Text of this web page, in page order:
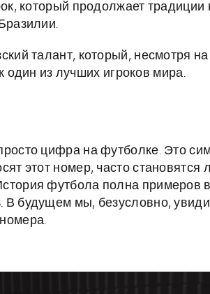
который продолжает
талант, который, несмотря
один из лучших игроков мира.
цифра на футболке. Это
этот номер, часто
футбола полна примеров
В будущем мы, безусловно,